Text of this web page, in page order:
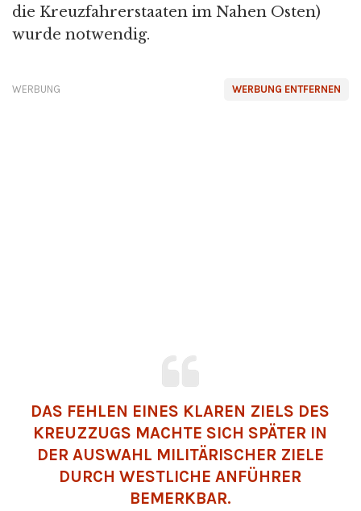
die Kreuzfahrerstaaten im Nahen Osten)
wurde notwendig.
WERBUNG ENTFERNEN
WERBUNG
DAS FEHLEN EINES KLAREN ZIELS DES
KREUZZUGS MACHTE SICH SPÄTER IN
DER AUSWAHL MILITÄRISCHER ZIELE
DURCH WESTLICHE ANFÜHRER
BEMERKBAR.